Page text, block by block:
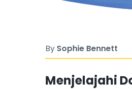
By Sophie Bennett
Menjelajahi